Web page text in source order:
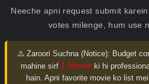
Neeche apni request submit
votes milenge, hum use
⚠️ Zaroori Suchna (Notice): Budget
mahine sirf 1 Movie ki hi
hain. Apni favorite movie ko list